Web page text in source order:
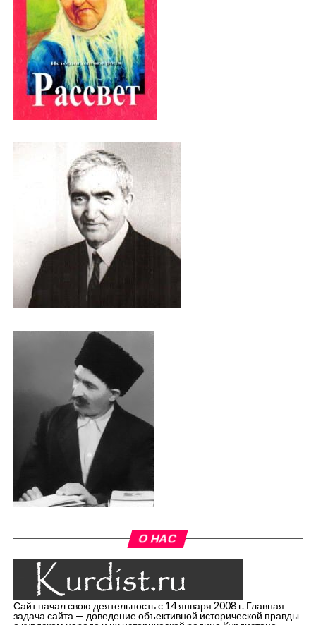
О НАС
Сайт начал свою деятельность с 14 января 2008 г. Главная
задача сайта — доведение объективной исторической правды